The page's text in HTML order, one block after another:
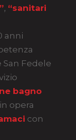
, “sanitari
anni
Fedele
bagno
opera
con